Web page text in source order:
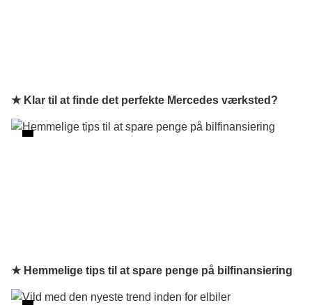
★ Klar til at finde det perfekte Mercedes værksted?
★ Hemmelige tips til at spare penge på bilfinansiering